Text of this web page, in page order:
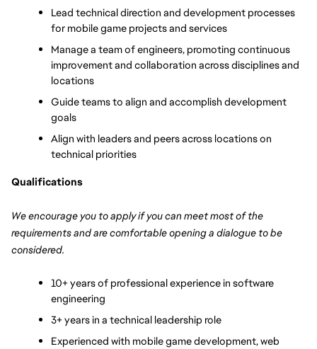
Lead technical direction and development processes
for mobile game projects and services
Manage a team of engineers, promoting continuous
improvement and collaboration across disciplines and
locations
Guide teams to align and accomplish development
goals
Align with leaders and peers across locations on
technical priorities
Qualifications
We encourage you to apply if you can meet most of the
requirements and are comfortable opening a dialogue to be
considered.
10+ years of professional experience in software
engineering
3+ years in a technical leadership role
Experienced with mobile game development, web